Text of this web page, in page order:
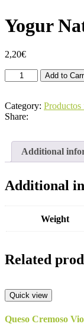
Yogur
2,20€
Yogur
Natural
quantity
Add to
Category: Productos
Share:
Additional
Additional
Weight
Related
Quick view
Queso Cremoso